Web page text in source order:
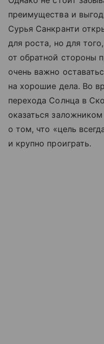
преимущества и
Сурья Санкранти
для роста, но для
от обратной стороны
очень важно
на хорошие дела. Во
перехода Солнца в
оказаться
о том, что «цель
и крупно проиграть.